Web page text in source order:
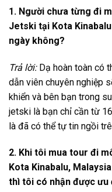
1. Người chưa từng đi
Jetski tại Kota
ngày không?
Trả lời: Dạ hoàn toàn có
dẫn viên chuyên nghiệp
khiển và bên bạn trong
jetski là bạn chỉ cần từ
là đã có thể tự tin ngồi
2. Khi tôi mua tour đi
Kota Kinabalu,
thì tôi có nhận được ưu